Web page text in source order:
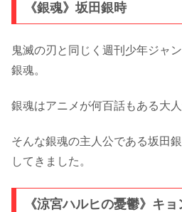
《銀魂》坂田銀時
鬼滅の刃と同じく週刊少年ジャ
銀魂。
銀魂はアニメが何百話もある大人
そんな銀魂の主人公である坂田
してきました。
《涼宮ハルヒの憂鬱》キョ